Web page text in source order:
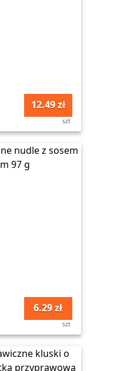
12.49 zł
szt
6.29 zł
szt